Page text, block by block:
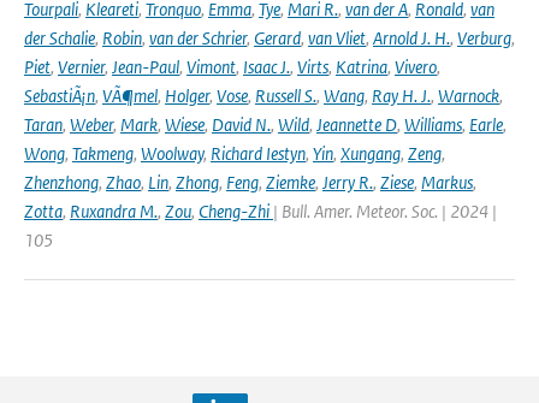
Tourpali, Kleareti, Tronquo, Emma, Tye, Mari R., van der A, Ronald, van
der Schalie, Robin, van der Schrier, Gerard, van Vliet, Arnold J. H., Verburg,
Piet, Vernier, Jean-Paul, Vimont, Isaac J., Virts, Katrina, Vivero,
SebastiÃ¡n, VÃ¶mel, Holger, Vose, Russell S., Wang, Ray H. J., Warnock,
Taran, Weber, Mark, Wiese, David N., Wild, Jeannette D, Williams, Earle,
Wong, Takmeng, Woolway, Richard Iestyn, Yin, Xungang, Zeng,
Zhenzhong, Zhao, Lin, Zhong, Feng, Ziemke, Jerry R., Ziese, Markus,
Zotta, Ruxandra M., Zou, Cheng-Zhi | Bull. Amer. Meteor. Soc. | 2024 |
105